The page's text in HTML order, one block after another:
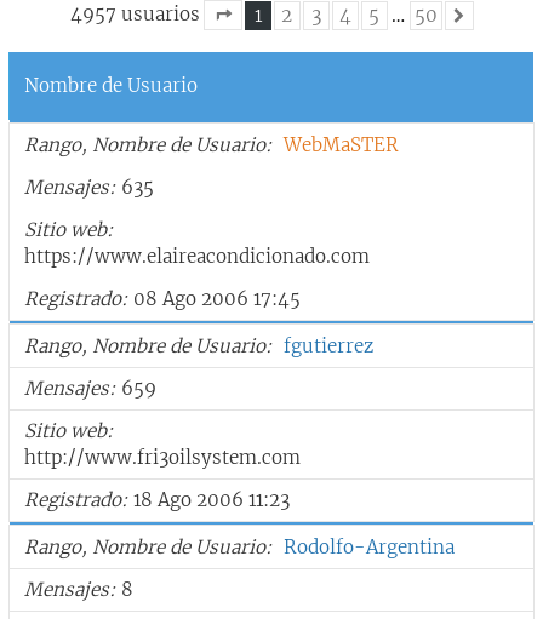
4957 usuarios
Página1de50
1 2 3 4 5 … 50
Siguiente
Nombre de Usuario
Rango, Nombre de Usuario
WebMaSTER
Mensajes 635
Sitio web
https://www.elaireacondicionado.com
Registrado 08 Ago 2006 17:45
Rango, Nombre de Usuario
fgutierrez
Mensajes 659
Sitio web
http://www.fri3oilsystem.com
Registrado 18 Ago 2006 11:23
Rango, Nombre de Usuario
Rodolfo-Argentina
Mensajes 8